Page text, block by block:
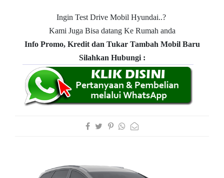
Ingin Test Drive Mobil Hyundai..?
Kami Juga Bisa datang Ke Rumah anda
Info Promo, Kredit dan Tukar Tambah Mobil Baru
Silahkan Hubungi :